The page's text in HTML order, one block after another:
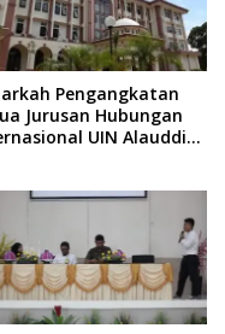
Pengangkatan
Jurusan Hubungan
UIN Alauddin